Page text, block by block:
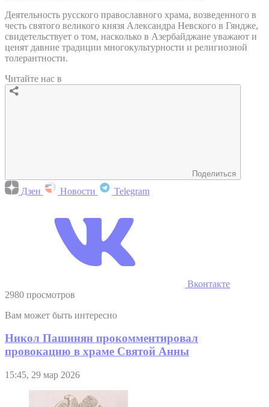
Деятельность русского православного храма, возведенного в
честь святого великого князя Александра Невского в Гяндже,
свидетельствует о том, насколько в Азербайджане уважают и
ценят давние традиции многокультурности и религиозной
толерантности.
Читайте нас в
Поделиться
Дзен Новости Telegram
Вконтакте
2980 просмотров
Вам может быть интересно
Никол Пашинян прокомментировал
провокацию в храме Святой Анны
15:45, 29 мар 2026